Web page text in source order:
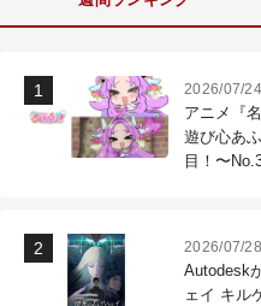
2026/07/24
アニメ『
遊び心あ
目！〜
2026/07/28
Autodesk
ェイ キル